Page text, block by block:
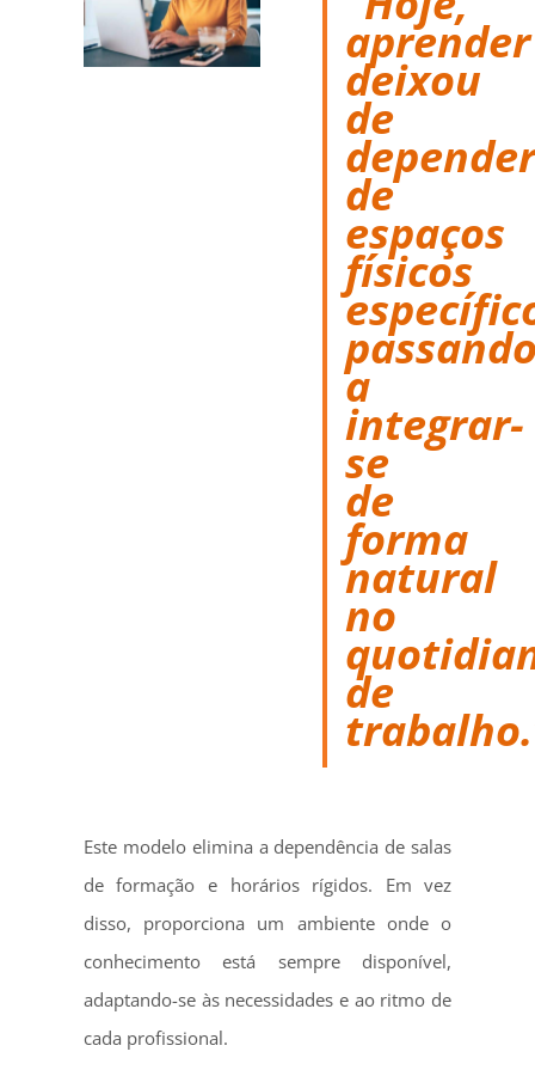
aprender
deixou
de
de
espaços
físicos
a
integrar-
se
de
forma
natural
no
de
Este modelo elimina a dependência de salas
de formação e horários rígidos. Em vez
disso, proporciona um ambiente onde o
conhecimento está sempre disponível,
adaptando-se às necessidades e ao ritmo de
cada profissional.